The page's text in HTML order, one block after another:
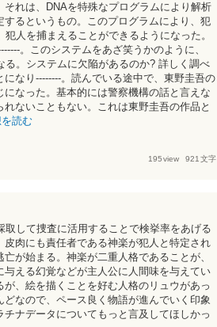
れは、DNAを特殊なプログラムにより解析
るというもの。このプログラムにより、犯
人を捕まえることができるようになった。
。このシステムをあざ笑うかのように、
。システムに欠陥があるのか? 詳しく調べ
なり--------。読んでいる途中で、東野圭吾の
なった。基本的には警察機構の話と言えな
ないこともない。これは東野圭吾の作品と
読む
195view 921 文字
して捜査に活用することで検挙率をあげる
肉にも責任者である神楽が犯人と特定され
が始まる。神楽が二重人格であることが、
える幻覚などが主人公に人間味を与えてい
、絵を描くことを好む人格のリュウがあっ
なので、ペース良く物語が進んでいく印象
ナデータについてもっと言及してほしかっ